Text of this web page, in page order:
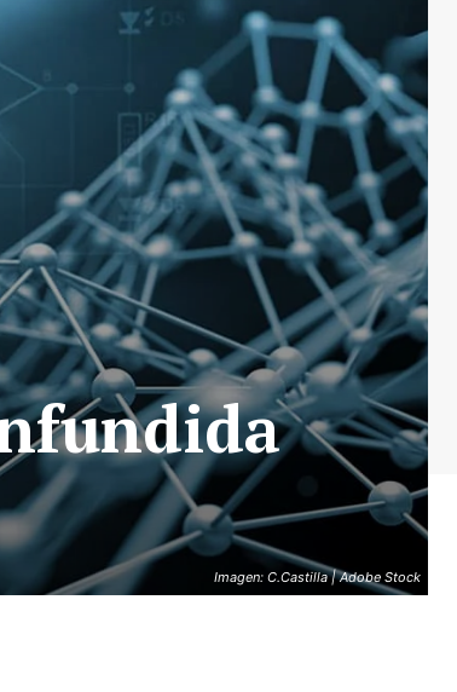
Imagen: C.Castilla | Adobe Stock